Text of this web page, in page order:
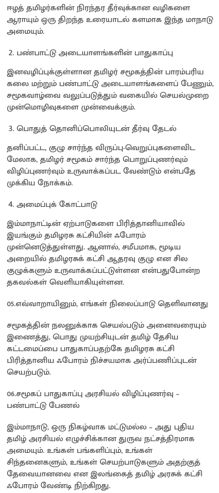
ஈழத் தமிழர்களின் நிரந்தர தீர்வுக்கான வழிகளை
ஆராயும் ஒரு திறந்த உரையாடல் களமாக இந்த மாநாடு
அமையும்.
பண்பாட்டு அடையாளங்களின் பாதுகாப்பு
இனவழிப்புக்குள்ளான தமிழர் சமூகத்தின் பாரம்பரிய
கலை மற்றும் பண்பாட்டு அடையாளங்களைப் பேணும்,
சமூகவாழ்வை வலுப்படுத்தும் வகையில் செயல்முறை
முன்மொழிவுகளை முன்வைக்கும்.
பொதுத் தொனிப்பொலியுடன் தீர்வு தேடல்
தனிப்பட்ட, குழு சார்ந்த விருப்பு-வெறுப்புகளைவிட
மேலாக, தமிழர் சமூகம் சார்ந்த பொறுப்புணர்வும்
விழிப்புணர்வும் உருவாக்கப்பட வேண்டும் என்பதே
முக்கிய நோக்கம்.
அமைப்புக் கோட்பாடு
இம்மாநாட்டின் ஏற்பாடுகளை பிரித்தானியாவில்
இயங்கும் தமிழரசு கட்சியின் ஃபோரம்
முன்னெடுத்துள்ளது. ஆனால், சமீபமாக, மூடிய
அறையில் தமிழரசுக் கட்சி ஆதரவு குழு என சில
குழுக்களும் உருவாக்கப்பட்டுள்ளன என்பதுபோன்ற
தகவல்கள் வெளியாகியுள்ளன.
05.எவ்வாறாயினும், எங்கள் நிலைப்பாடு தெளிவானது
சமூகத்தின் நலனுக்காக செயல்படும் அனைவரையும்
இணைத்து, பொது முயற்சியுடன் தமிழ் தேசிய
கட்டமைப்பை பாதுகாப்பதற்கே தமிழரசு கட்சி
பிரித்தானிய ஃபோரம் நிச்சயமாக அர்ப்பணிப்புடன்
செயற்படும்.
06.சமூகப் பாதுகாப்பு அரசியல் விழிப்புணர்வு –
பண்பாட்டு பேணல்
இம்மாநாடு, ஒரு நிகழ்வாக மட்டுமல்ல – அது புதிய
தமிழ் அரசியல் எழுச்சிக்கான துருவ நட்சத்திரமாக
அமையும். உங்கள் பங்களிப்பும், உங்கள்
சிந்தனைகளும், உங்கள் செயற்பாடுகளும் அதற்குத்
தேவையானவை என இலங்கைத் தமிழ் அரசுக் கட்சி
ஃபோரம் வேண்டி நிற்கிறது.